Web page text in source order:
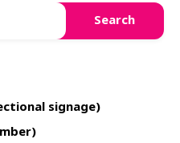
Search
signage)